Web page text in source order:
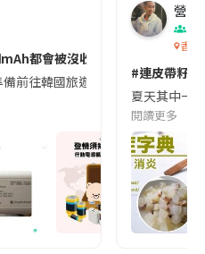
都會被沒收😱出發前切記檢查
備前往韓國旅遊的民眾，近期要
營養
香港
#連皮帶籽
夏天其中一
閱讀更多